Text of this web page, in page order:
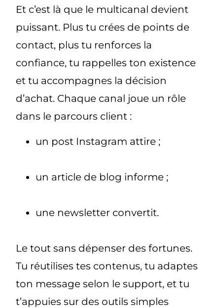
Et c’est là que le multicanal devient
puissant. Plus tu crées de points de
contact, plus tu renforces la
confiance, tu rappelles ton existence
et tu accompagnes la décision
d’achat. Chaque canal joue un rôle
dans le parcours client :
un post Instagram attire ;
un article de blog informe ;
une newsletter convertit.
Le toutsans dépenser des fortunes.
Tu réutilises tes contenus, tu adaptes
ton message selon le support, et tu
t’appuies sur des outils simples